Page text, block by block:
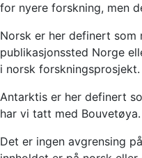
for nyere forskning, men
Norsk er her definert
publikasjonssted Norge
i norsk forskningsprosjekt.
Antarktis er her definert
har vi tatt med Bouvetøya.
Det er ingen avgrensing